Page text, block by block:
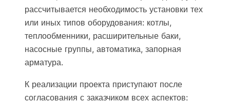
рассчитывается необходимость установки тех
или иных типов оборудования: котлы,
теплообменники, расширительные баки,
насосные группы, автоматика, запорная
арматура.
К реализации проекта приступают после
согласования с заказчиком всех аспектов: